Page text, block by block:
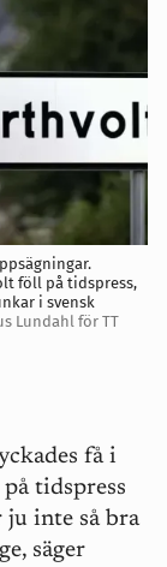
föll på tidspress,
i svensk
Lundahl för TT
få i
tidspress
inte så bra
säger